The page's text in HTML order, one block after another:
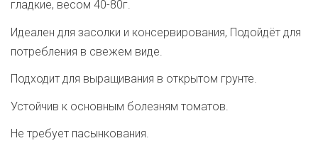
гладкие, весом 40-80г.
Идеален для засолки и консервирования, Подойдёт для
потребления в свежем виде.
Подходит для выращивания в открытом грунте.
Устойчив к основным болезням томатов.
Не требует пасынкования.